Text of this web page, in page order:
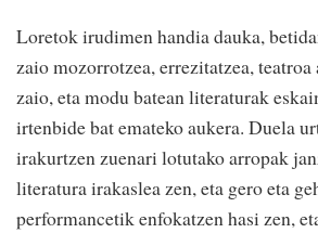
Loretok irudimen handia dauka,
zaio mozorrotzea, errezitatzea, teatroa
zaio, eta modu batean literaturak
irtenbide bat emateko aukera. Duela
irakurtzen zuenari lotutako arropak
literatura irakaslea zen, eta gero eta
performancetik enfokatzen hasi zen,